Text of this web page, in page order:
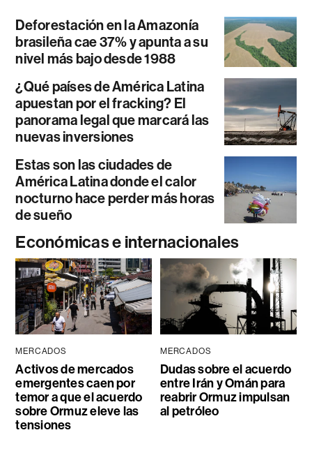
Deforestación en la Amazonía
brasileña cae 37% y apunta a su
nivel más bajo desde 1988
¿Qué países de América Latina
apuestan por el fracking? El
panorama legal que marcará las
nuevas inversiones
Estas son las ciudades de
América Latina donde el calor
nocturno hace perder más horas
de sueño
Económicas e internacionales
MERCADOS
Activos de mercados
emergentes caen por
temor a que el acuerdo
sobre Ormuz eleve las
tensiones
MERCADOS
Dudas sobre el acuerdo
entre Irán y Omán para
reabrir Ormuz impulsan
al petróleo